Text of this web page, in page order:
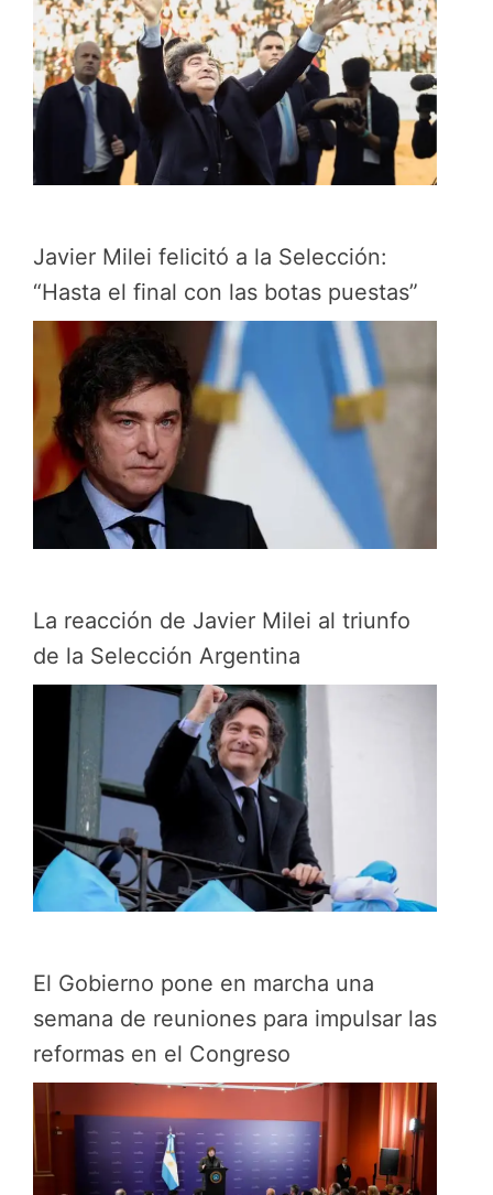
Javier Milei felicitó a la Selección:
“Hasta el final con las botas puestas”
La reacción de Javier Milei al triunfo
de la Selección Argentina
El Gobierno pone en marcha una
semana de reuniones para impulsar las
reformas en el Congreso